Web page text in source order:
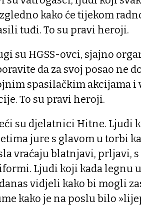
kako će tijekom
tuđi. To su pravi heroji.
su HGSS-ovci, sjajno
da za svoj posao ne
spasilačkim akcijama
To su pravi heroji.
su djelatnici Hitne. Ljudi
jure s glavom u torbi
vraćaju blatnjavi, prljavi,
Ljudi koji kada legnu
vidjeli kako bi mogli
kako je na poslu bilo